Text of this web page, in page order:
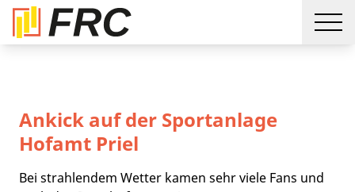
Ankick auf der Sportanlage
Hofamt Priel
Bei strahlendem Wetter kamen sehr viele Fans und